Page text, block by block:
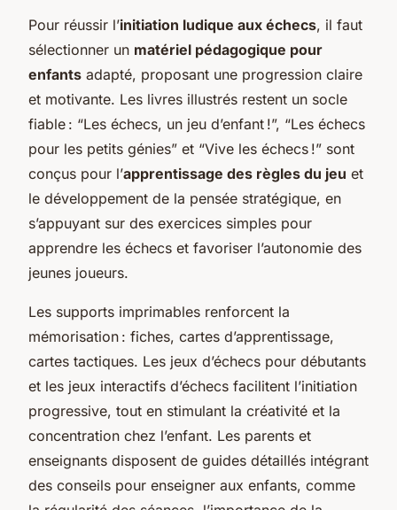
Pour réussir l’initiation ludique aux échecs, il faut
sélectionner un matériel pédagogique pour
enfants adapté, proposant une progression claire
et motivante. Les livres illustrés restent un socle
fiable : “Les échecs, un jeu d’enfant !”, “Les échecs
pour les petits génies” et “Vive les échecs !” sont
conçus pour l’apprentissage des règles du jeu et
le développement de la pensée stratégique, en
s’appuyant sur des exercices simples pour
apprendre les échecs et favoriser l’autonomie des
jeunes joueurs.
Les supports imprimables renforcent la
mémorisation : fiches, cartes d’apprentissage,
cartes tactiques. Les jeux d’échecs pour débutants
et les jeux interactifs d’échecs facilitent l’initiation
progressive, tout en stimulant la créativité et la
concentration chez l’enfant. Les parents et
enseignants disposent de guides détaillés intégrant
des conseils pour enseigner aux enfants, comme